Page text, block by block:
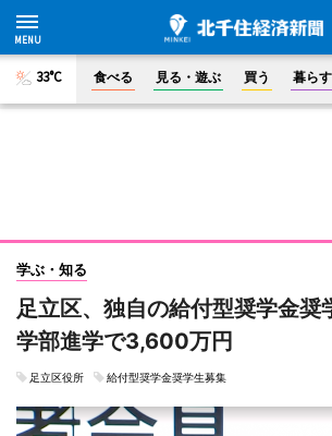
33°C 食べる 見る・遊ぶ 買う 暮ら
学ぶ・知る
足立区、独自の給付型奨学金
学部進学で3,600万円
足立区役所 給付型奨学金奨学生募集